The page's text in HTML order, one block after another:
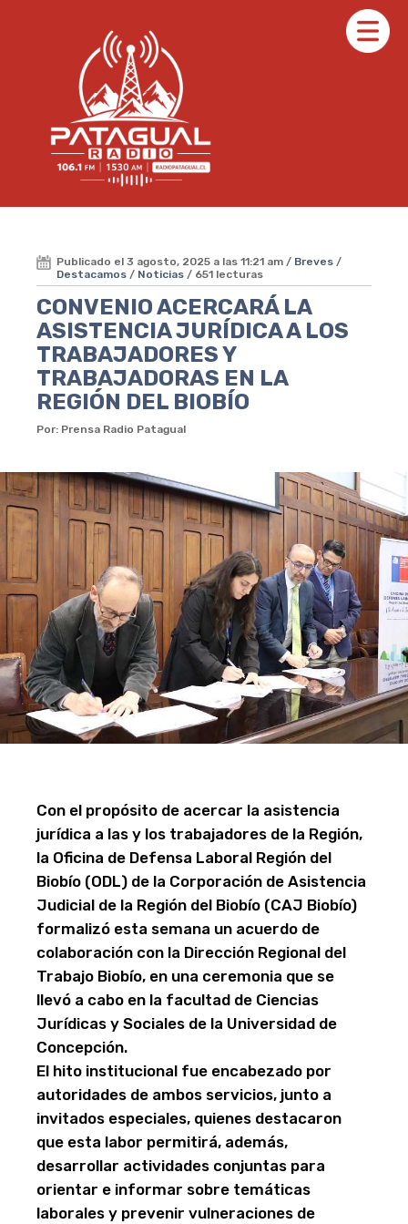
Publicado el 3 agosto, 2025 a las 11:21 am / Breves /
Destacamos / Noticias / 651 lecturas
CONVENIO ACERCARÁ LA
ASISTENCIA JURÍDICA A LOS
TRABAJADORES Y
TRABAJADORAS EN LA
REGIÓN DEL BIOBÍO
Por: Prensa Radio Patagual
Con el propósito de acercar la asistencia
jurídica a las y los trabajadores de la Región,
la Oficina de Defensa Laboral Región del
Biobío (ODL) de la Corporación de Asistencia
Judicial de la Región del Biobío (CAJ Biobío)
formalizó esta semana un acuerdo de
colaboración con la Dirección Regional del
Trabajo Biobío, en una ceremonia que se
llevó a cabo en la facultad de Ciencias
Jurídicas y Sociales de la Universidad de
Concepción.
El hito institucional fue encabezado por
autoridades de ambos servicios, junto a
invitados especiales, quienes destacaron
que esta labor permitirá, además,
desarrollar actividades conjuntas para
orientar e informar sobre temáticas
laborales y prevenir vulneraciones de